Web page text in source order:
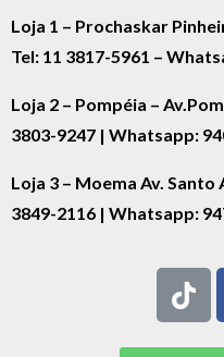
Loja 1 – Prochaskar
Tel: 11 3817-5961 –
Loja 2 – Pompéia –
3803-9247 | Whatsapp:
Loja 3 – Moema Av. Santo
3849-2116 | Whatsapp: